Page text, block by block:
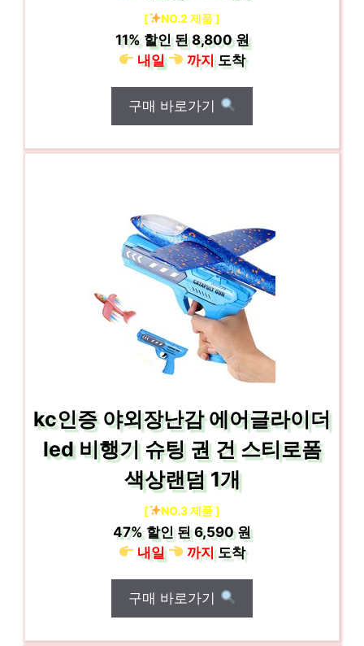
[ NO.2 제품 ]
11%할인 된8,800 원
내일
까지도착
구매 바로가기
kc인증 야외장난감 에어글라이더
led 비행기 슈팅 권 건 스티로폼
색상랜덤 1개
[ NO.3 제품 ]
47% 할인 된6,590 원
내일
까지도착
구매 바로가기